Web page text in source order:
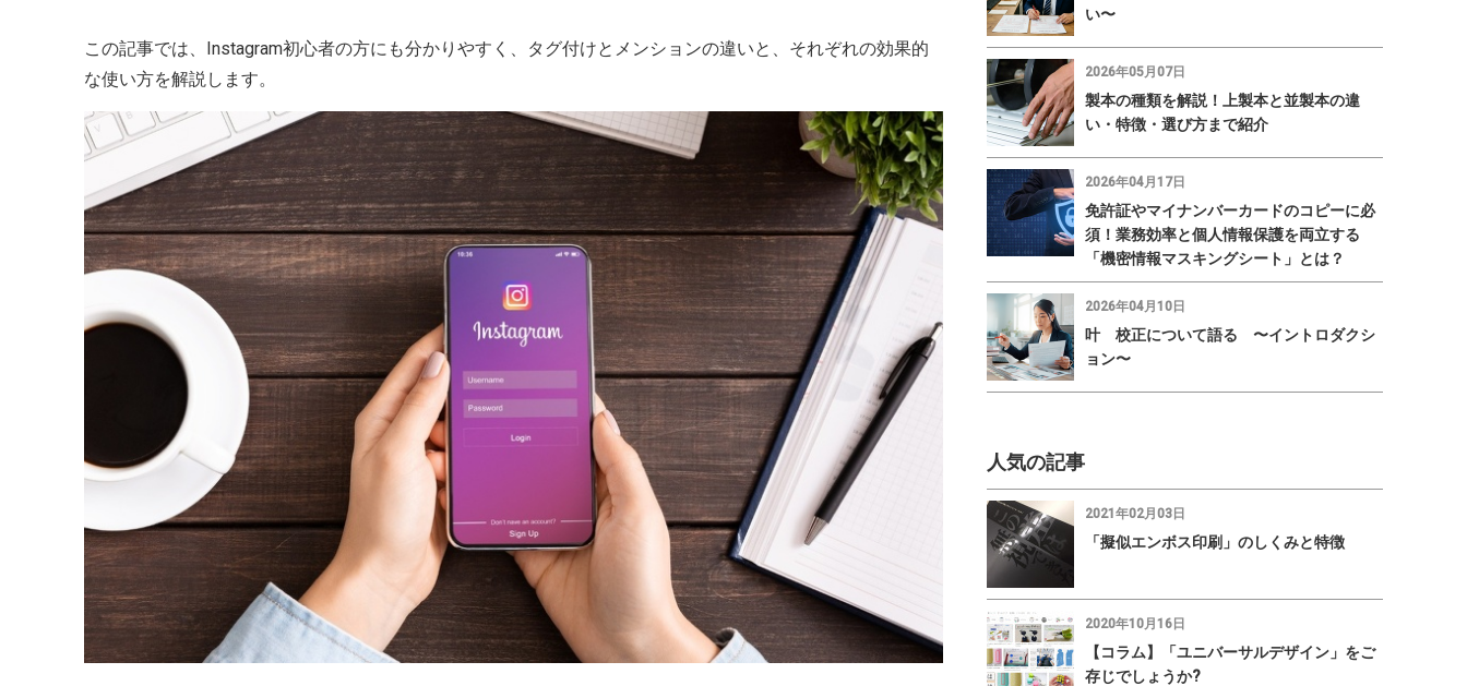
この記事では、Instagram初心者の方にも分かりやすく、タグ付けとメンションの違いと、それぞれの効果的
な使い方を解説します。
い〜
2026年05月07日
製本の種類を解説！上製本と並製本の違
い・特徴・選び方まで紹介
2026年04月17日
免許証やマイナンバーカードのコピーに必
須！業務効率と個人情報保護を両立する
「機密情報マスキングシート」とは？
2026年04月10日
叶 校正について語る 〜イントロダクシ
ョン〜
人気の記事
2021年02月03日
「擬似エンボス印刷」のしくみと特徴
2020年10月16日
【コラム】「ユニバーサルデザイン」をご
存じでしょうか?